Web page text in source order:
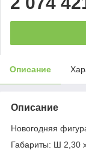
Описание
Описание
Новогодняя
Габариты: Ш 2,30